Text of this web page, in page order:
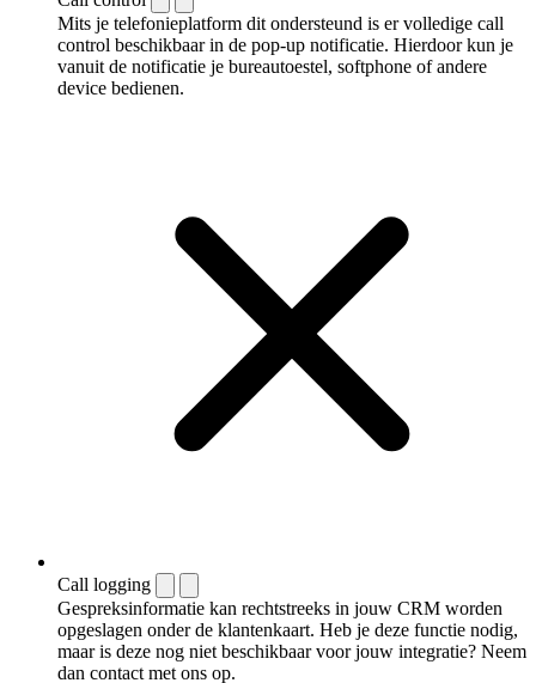
Mits je telefonieplatform dit ondersteund is er volledige call
control beschikbaar in de pop-up notificatie. Hierdoor kun je
vanuit de notificatie je bureautoestel, softphone of andere
device bedienen.
Call logging
Gespreksinformatie kan rechtstreeks in jouw CRM worden
opgeslagen onder de klantenkaart. Heb je deze functie nodig,
maar is deze nog niet beschikbaar voor jouw integratie? Neem
dan contact met ons op.